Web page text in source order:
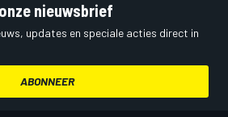
nieuwsbrief
updates en speciale acties direct in
ABONNEER